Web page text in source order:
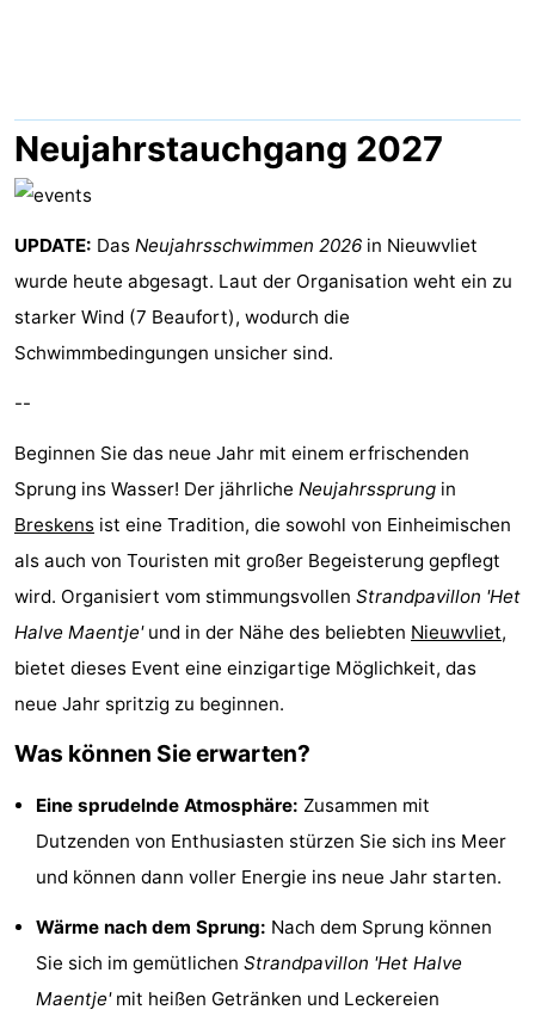
Nieuwvliet-
Bad
Meulinge
EuroParcs
Cadzand
-
Hoogduin
-
Noordzee
Cadzand-
Bad
-
Nieuwvliet-
Bad
Schoneveld
-
Strand
Resort
Nieuwvliet-
Bad
-
Waterdunen
-
Zeebad
-
Zonneweelde
-
Zwinhoeve
Hotels
Lastminutes
tun
Museen
Denkmäler
Mühlen
Neujahrstauchgang 2027
UPDATE: Das Neujahrsschwimmen 2026 in Nieuwvliet
wurde heute abgesagt. Laut der Organisation weht ein zu
starker Wind (7 Beaufort), wodurch die
Schwimmbedingungen unsicher sind.
--
Beginnen Sie das neue Jahr mit einem erfrischenden
Sprung ins Wasser! Der jährliche Neujahrssprung in
Breskens ist eine Tradition, die sowohl von Einheimischen
als auch von Touristen mit großer Begeisterung gepflegt
wird. Organisiert vom stimmungsvollen Strandpavillon 'Het
Halve Maentje'und in der Nähe des beliebten Nieuwvliet,
bietet dieses Event eine einzigartige Möglichkeit, das
neue Jahr spritzig zu beginnen.
Was können Sie erwarten?
Eine sprudelnde Atmosphäre: Zusammen mit
Dutzenden von Enthusiasten stürzen Sie sich ins Meer
und können dann voller Energie ins neue Jahr starten.
Wärme nach dem Sprung: Nach dem Sprung können
Sie sich im gemütlichen Strandpavillon 'Het Halve
Maentje'mit heißen Getränken und Leckereien